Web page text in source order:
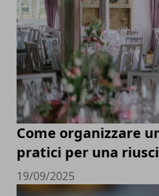
Come organizzare
pratici per una
19/09/2025